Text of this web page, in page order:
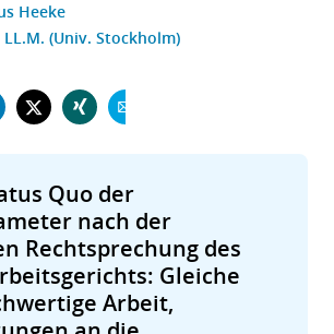
Heeke
(Univ. Stockholm)
Quo der
nach der
Rechtsprechung des
Gleiche
Arbeit,